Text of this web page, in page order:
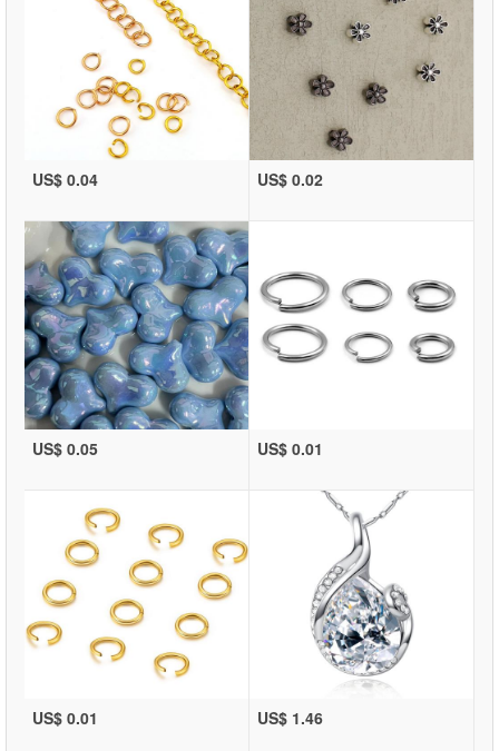
US$ 0.04 US$ 0.02
US$ 0.05 US$ 0.01
US$ 0.01 US$ 1.46